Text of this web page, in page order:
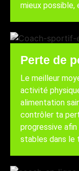
mieux possible,
Perte de
Le meilleur
activité
alimentation
contrôler ta
progressive
stables dans le